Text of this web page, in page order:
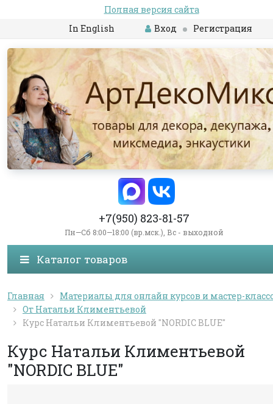
Полная версия сайта
In English
Вход Регистрация
+7(950) 823-81-57
Пн—Сб 8:00—18:00 (вр.мск.), Вс - выходной
Каталог товаров
Главная
Материалы для онлайн курсов и мастер-
От Натальи Климентьевой
Курс Натальи Климентьевой "NORDIC BLUE"
Курс Натальи Климентьевой
"NORDIC BLUE"